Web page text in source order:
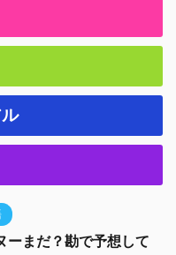
ーまだ？勘で予想して